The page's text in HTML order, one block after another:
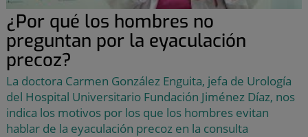
¿Por qué los hombres no
preguntan por la eyaculación
precoz?
La doctora Carmen González Enguita, jefa de Urología
del Hospital Universitario Fundación Jiménez Díaz, nos
indica los motivos por los que los hombres evitan
hablar de la eyaculación precoz en la consulta